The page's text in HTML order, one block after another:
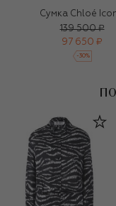
Сумка Chloé
139 500 ₽
97 650 ₽
-30%